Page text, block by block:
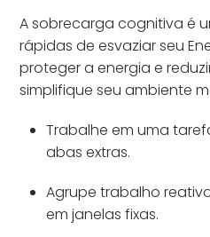
A sobrecarga cognitiva é
rápidas de esvaziar seu
proteger a energia e
simplifique seu ambiente
Trabalhe em uma
abas extras.
Agrupe trabalho
em janelas fixas.